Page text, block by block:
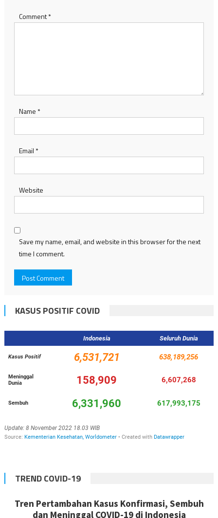
Comment*
Name *
Email *
Website
Save my name, email, and website in this browser for the next
time I comment.
KASUS POSITIF COVID
TREND COVID-19